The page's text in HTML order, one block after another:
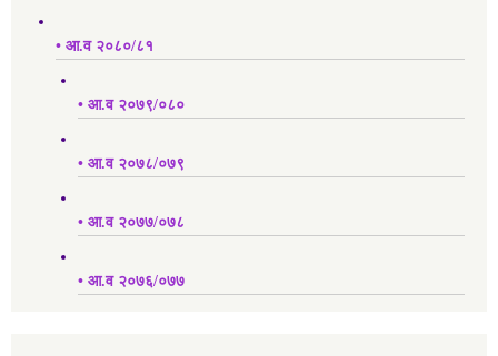
• आ.व २०८०/८१
• आ.व २०७९/०८०
• आ.व २०७८/०७९
• आ.व २०७७/०७८
• आ.व २०७६/०७७